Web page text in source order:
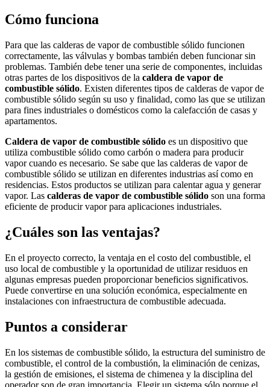
Cómo funciona
Para que las calderas de vapor de combustible sólido funcionen
correctamente, las válvulas y bombas también deben funcionar sin
problemas. También debe tener una serie de componentes, incluidas
otras partes de los dispositivos de la caldera de vapor de
combustible sólido. Existen diferentes tipos de calderas de vapor de
combustible sólido según su uso y finalidad, como las que se utilizan
para fines industriales o domésticos como la calefacción de casas y
apartamentos.
Caldera de vapor de combustible sólido es un dispositivo que
utiliza combustible sólido como carbón o madera para producir
vapor cuando es necesario. Se sabe que las calderas de vapor de
combustible sólido se utilizan en diferentes industrias así como en
residencias. Estos productos se utilizan para calentar agua y generar
vapor. Las calderas de vapor de combustible sólido son una forma
eficiente de producir vapor para aplicaciones industriales.
¿Cuáles son las ventajas?
En el proyecto correcto, la ventaja en el costo del combustible, el
uso local de combustible y la oportunidad de utilizar residuos en
algunas empresas pueden proporcionar beneficios significativos.
Puede convertirse en una solución económica, especialmente en
instalaciones con infraestructura de combustible adecuada.
Puntos a considerar
En los sistemas de combustible sólido, la estructura del suministro de
combustible, el control de la combustión, la eliminación de cenizas,
la gestión de emisiones, el sistema de chimenea y la disciplina del
operador son de gran importancia. Elegir un sistema sólo porque el